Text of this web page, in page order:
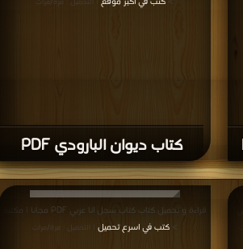
كتاب ديوان البارودي PDF
قراءة و تحميل كتاب كتاب سجل انا عربي PDF مجانا | مكتبة
>كتب في اسرع تحميل | التحميل : مرة/مرات